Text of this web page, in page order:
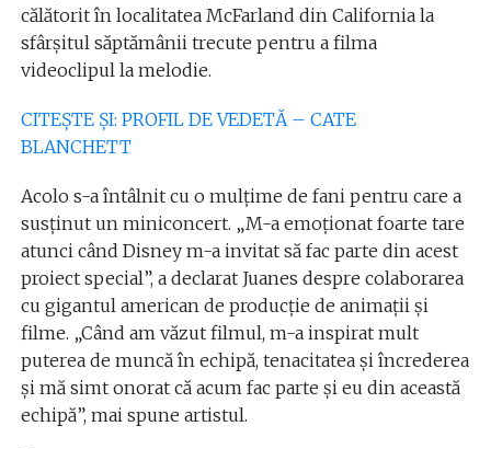
călătorit în localitatea McFarland din California la
sfârșitul săptămânii trecute pentru a filma
videoclipul la melodie.
CITEȘTE ȘI: PROFIL DE VEDETĂ – CATE
BLANCHETT
Acolo s-a întâlnit cu o mulțime de fani pentru care a
susținut un miniconcert. „M-a emoționat foarte tare
atunci când Disney m-a invitat să fac parte din acest
proiect special”, a declarat Juanes despre colaborarea
cu gigantul american de producție de animații și
filme. „Când am văzut filmul, m-a inspirat mult
puterea de muncă în echipă, tenacitatea și încrederea
și mă simt onorat că acum fac parte și eu din această
echipă”, mai spune artistul.